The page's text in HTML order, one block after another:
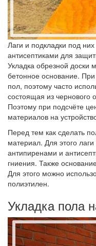
Лаги и подкладки под
антисептиками для
Укладка обрезной доски
бетонное основание.
пол, поэтому часто
состоящая из чернового
Поэтому при подсчёте
материалов на
Перед тем как сделать
материал. Для этого
антипиренами и
гниения. Также
Для этого можно
полиэтилен.
Укладка пола